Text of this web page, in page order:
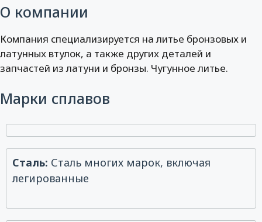
О компании
Компания специализируется на литье бронзовых и
латунных втулок, а также других деталей и
запчастей из латуни и бронзы. Чугунное литье.
Марки сплавов
Сталь: Сталь многих марок, включая
легированные